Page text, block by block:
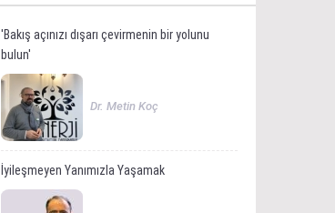
'Bakış açınızı dışarı çevirmenin bir yolunu
bulun'
Dr. Metin Koç
İyileşmeyen Yanımızla Yaşamak